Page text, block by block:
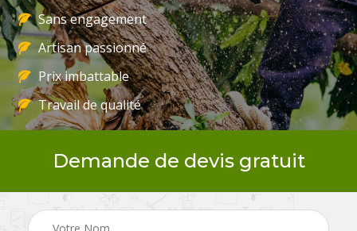
Sans engagement
Artisan passionné
Prix imbattable
Travail de qualité
Demande de devis gratuit